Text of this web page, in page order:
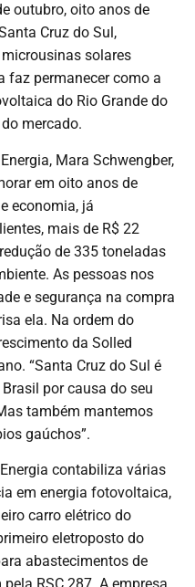
outubro, oito anos de
Cruz do Sul,
solares
faz permanecer como a
do Rio Grande do
mercado.
Mara Schwengber,
em oito anos de
economia, já
mais de R$ 22
de 335 toneladas
As pessoas nos
e segurança na compra
ela. Na ordem do
da Solled
“Santa Cruz do Sul é
por causa do seu
também mantemos
gaúchos”.
contabiliza várias
em energia fotovoltaica,
carro elétrico do
eletroposto do
abastecimentos de